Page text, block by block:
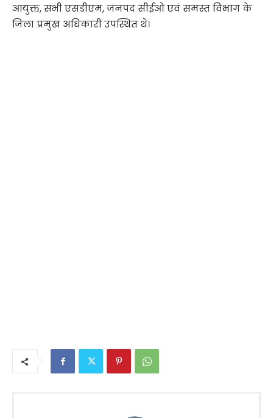
आयुक्त, सभी एसडीएम, जनपद सीईओ एवं समस्त विभाग के
जिला प्रमुख अधिकारी उपस्थित थे।